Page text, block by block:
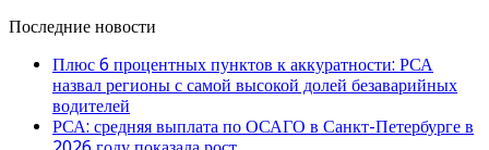
Последние новости
Плюс 6 процентных пунктов к аккуратности: РСА
назвал регионы с самой высокой долей безаварийных
водителей
РСА: средняя выплата по ОСАГО в Санкт-Петербурге в